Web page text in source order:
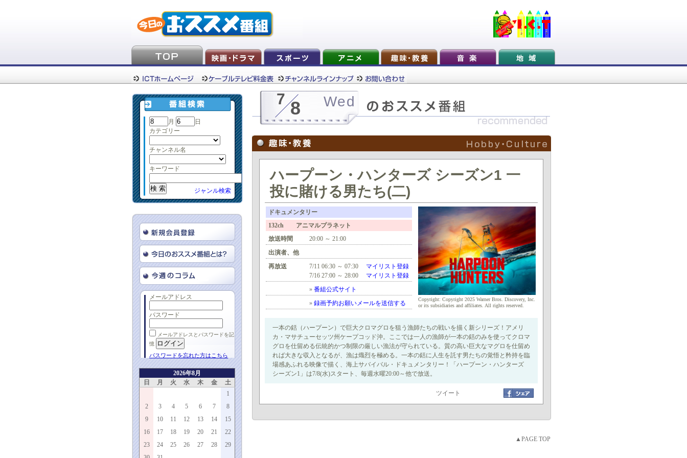
月
日
カテゴリー
チャンネル名
キーワード
ジャンル検索
メールアドレス
パスワード
メールアドレスとパスワードを記
憶
パスワードを忘れた方はこちら
2026年8月
日
月 火 水 木 金
土
1
2
3 4 5 6 7
8
9
10 11 12 13 14
15
16
17 18 19 20 21
22
23
24 25 26 27 28
29
7 8 Wed
ハープーン・ハンターズ シーズン1 一
投に賭ける男たち(二)
ドキュメンタリー
132ch アニマルプラネット
放送時間
20:00 ～ 21:00
出演者、他
再放送
7/11 06:30 ～ 07:30 マイリスト登録
7/16 27:00 ～ 28:00 マイリスト登録
» 番組公式サイト
» 録画予約お願いメールを送信する
Copyright: Copyright 2025 Warner Bros. Discovery, Inc.
or its subsidiaries and affiliates. All rights reserved.
一本の銛（ハープーン）で巨大クロマグロを狙う漁師たちの戦いを描く新シリーズ！アメリ
カ・マサチューセッツ州ケープコッド沖。ここでは一人の漁師が一本の銛のみを使ってクロマ
グロを仕留める伝統的かつ制限の厳しい漁法が守られている。質の高い巨大なマグロを仕留め
れば大きな収入となるが、漁は熾烈を極める。一本の銛に人生を託す男たちの覚悟と矜持を臨
場感あふれる映像で描く、海上サバイバル・ドキュメンタリー！「ハープーン・ハンターズ
シーズン1」は7/8(水)スタート、毎週水曜20:00～他で放送。
ツイート
▲PAGE TOP